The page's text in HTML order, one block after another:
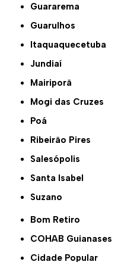
Guararema
Guarulhos
Itaquaquecetuba
Jundiaí
Mairiporã
Mogi das Cruzes
Poá
Ribeirão Pires
Salesópolis
Santa Isabel
Suzano
Bom Retiro
COHAB Guianases
Cidade Popular